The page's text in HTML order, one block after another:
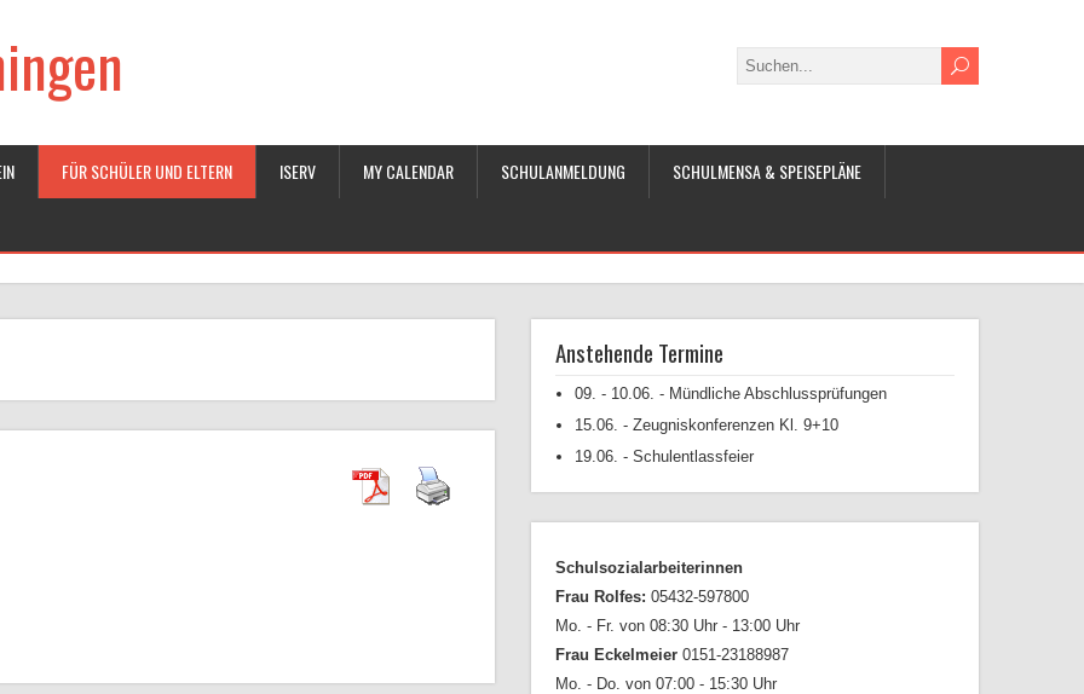
FÜR SCHÜLER UND ELTERN ISERV MY CALENDAR SCHULANMELDUNG SCHULMENSA & SPEISEPLÄNE
Anstehende Termine
09. - 10.06. - Mündliche Abschlussprüfungen
15.06. - Zeugniskonferenzen Kl. 9+10
19.06. - Schulentlassfeier
Schulsozialarbeiterinnen
Frau Rolfes: 05432-597800
Mo. - Fr. von 08:30 Uhr - 13:00 Uhr
Frau Eckelmeier 0151-23188987
Mo. - Do. von 07:00 - 15:30 Uhr